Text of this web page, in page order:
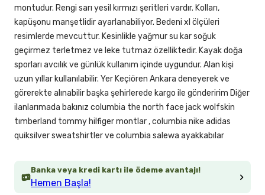
Banka veya kredi kartı ile ödeme avantajı!
Hemen Başla!
montudur. Rengi sarı yesil kırmızı şeritleri vardır. Kolları,
kapüşonu manşetlidir ayarlanabiliyor. Bedeni xl ölçüleri
resimlerde mevcuttur. Kesinlikle yağmur su kar soğuk
geçirmez terletmez ve leke tutmaz özelliktedir. Kayak doğa
sporları avcılık ve günlük kullanım içinde uygundur. Alan kişi
uzun yıllar kullanılabilir. Yer Keçiören Ankara deneyerek ve
görerekte alınabilir başka şehirlerede kargo ile gönderirim Diğer
ilanlarımada bakınız columbia the north face jack wolfskin
tımberland tommy hilfiger montlar , columbia nike adidas
quiksilver sweatshirtler ve columbia salewa ayakkabılar